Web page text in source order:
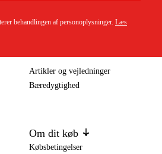
behandlingen af personoplysninger. Læs
Artikler og vejledninger
Bæredygtighed
Om dit køb
Købsbetingelser